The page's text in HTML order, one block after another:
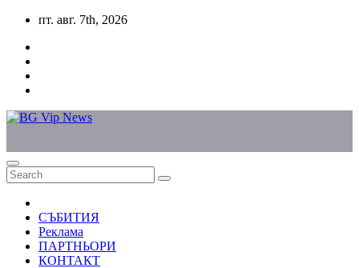
Skip
content
пт. авг. 7th, 2026
СЪБИТИЯ
Реклама
ПАРТНЬОРИ
КОНТАКТ